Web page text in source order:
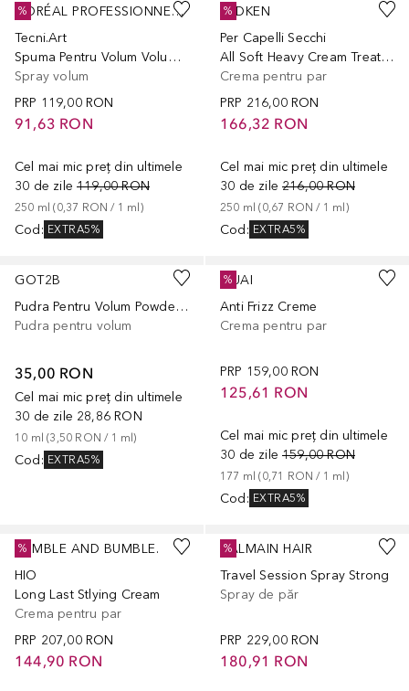
L´ORÉAL PROFESSIONNEL PARIS
Tecni.Art
Spuma Pentru Volum Volume Lift
Spray volum
PRP 119,00 RON
91,63 RON
Cel mai mic preț din ultimele
30 de zile 119,00 RON
250 ml (0,37 RON / 1 ml)
Cod : EXTRA5%
%
REDKEN
Per Capelli Secchi
All Soft Heavy Cream Treatment
Crema pentru par
PRP 216,00 RON
166,32 RON
Cel mai mic preț din ultimele
30 de zile 216,00 RON
250 ml (0,67 RON / 1 ml)
Cod : EXTRA5%
%
GOT2B
Pudra Pentru Volum Powderful
Pudra pentru volum
35,00 RON
Cel mai mic preț din ultimele
30 de zile 28,86 RON
10 ml (3,50 RON / 1 ml)
Cod : EXTRA5%
OUAI
Anti Frizz Creme
Crema pentru par
PRP 159,00 RON
125,61 RON
Cel mai mic preț din ultimele
30 de zile 159,00 RON
177 ml (0,71 RON / 1 ml)
Cod : EXTRA5%
%
BUMBLE AND BUMBLE.
HIO
Long Last Stlying Cream
Crema pentru par
PRP 207,00 RON
144,90 RON
%
BALMAIN HAIR
Travel Session Spray Strong
Spray de păr
PRP 229,00 RON
180,91 RON
%